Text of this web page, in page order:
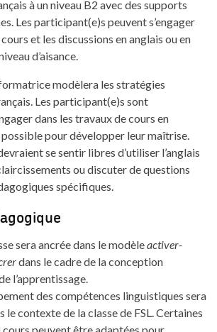
à un niveau B2 avec des supports
Les participant(e)s peuvent s’engager
et les discussions en anglais ou en
d’aisance.
modèlera les stratégies
Les participant(e)s sont
dans les travaux de cours en
pour développer leur maîtrise.
se sentir libres d’utiliser l’anglais
ou discuter de questions
spécifiques.
sera ancrée dans le modèleactiver-
dans le cadre de la conception
l’apprentissage.
des compétences linguistiques sera
le contexte de la classe de FSL. Certaines